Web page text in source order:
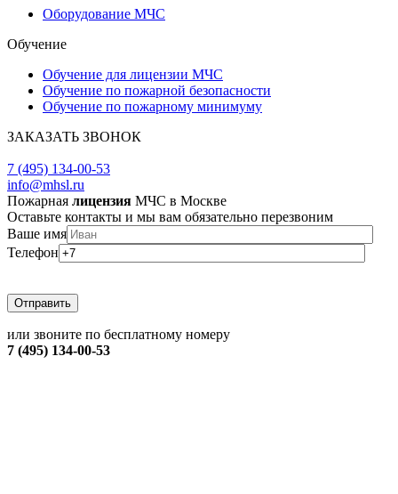
Оборудование МЧС
Обучение
Обучение для лицензии МЧС
Обучение по пожарной безопасности
Обучение по пожарному минимуму
ЗАКАЗАТЬ ЗВОНОК
7 (495) 134-00-53
info@mhsl.ru
Пожарная лицензия МЧС в Москве
Оставьте контакты и мы вам обязательно перезвоним
Ваше имя
Телефон
или звоните по бесплатному номеру
7 (495) 134-00-53